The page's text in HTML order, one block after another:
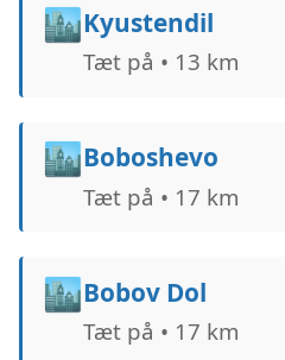
🏙️Kyustendil
Tæt på • 13 km
🏙️Boboshevo
Tæt på • 17 km
🏙️Bobov Dol
Tæt på • 17 km